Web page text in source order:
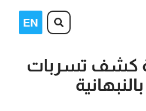
كشف تسربات